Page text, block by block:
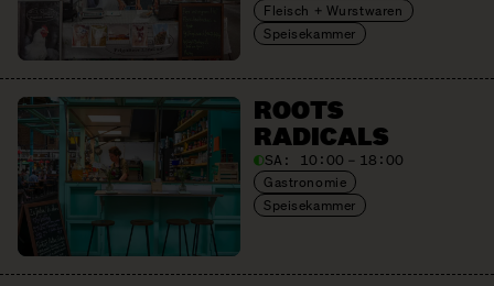
Fleisch + Wurstwaren
Speisekammer
ROOTS
RADICALS
SA: 10:00 – 18:00
Gastronomie
Speisekammer